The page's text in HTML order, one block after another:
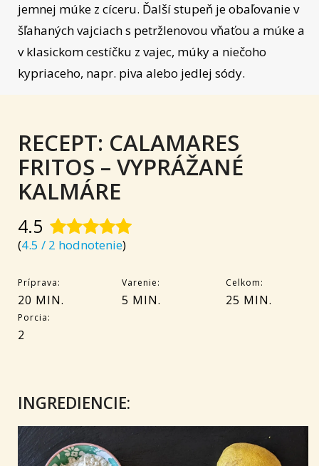
jemnej múke z cíceru. Ďalší stupeň je obaľovanie v
šľahaných vajciach s petržlenovou vňaťou a múke a
v klasickom cestíčku z vajec, múky a niečoho
kypriaceho, napr. piva alebo jedlej sódy.
RECEPT: CALAMARES
FRITOS – VYPRÁŽANÉ
KALMÁRE
4.5
(4.5 / 2 hodnotenie)
Príprava:
20 MIN.
Varenie:
5 MIN.
Celkom:
25 MIN.
Porcia:
2
INGREDIENCIE: